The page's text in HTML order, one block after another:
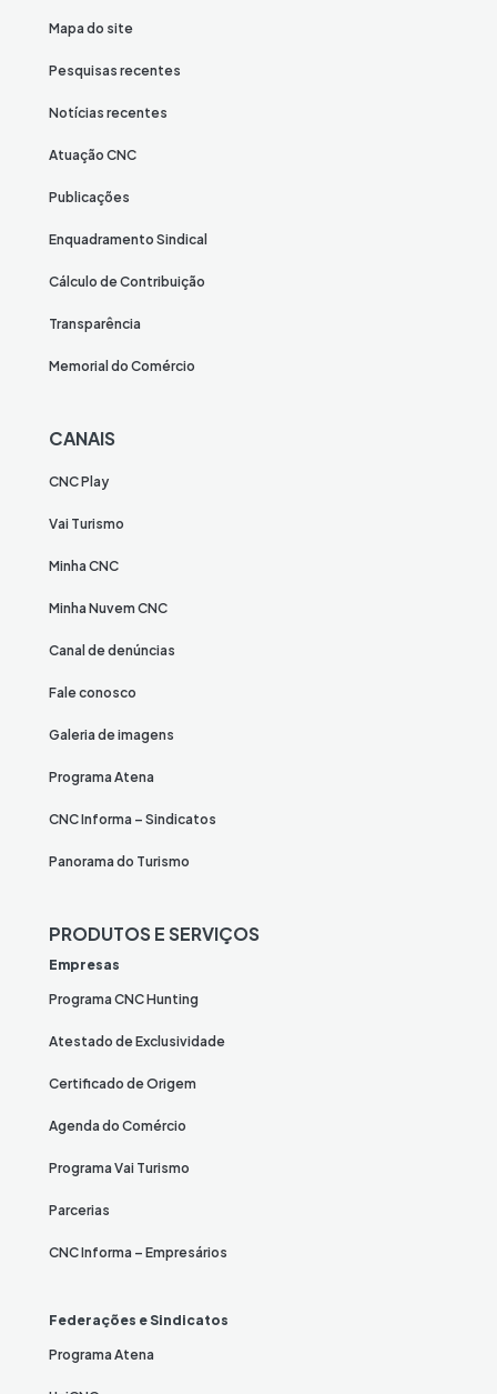
Mapa do site
Pesquisas recentes
Notícias recentes
Atuação CNC
Publicações
Enquadramento Sindical
Cálculo de Contribuição
Transparência
Memorial do Comércio
CANAIS
CNC Play
Vai Turismo
Minha CNC
Minha Nuvem CNC
Canal de denúncias
Fale conosco
Galeria de imagens
Programa Atena
CNC Informa – Sindicatos
Panorama do Turismo
PRODUTOS E SERVIÇOS
Empresas
Programa CNC Hunting
Atestado de Exclusividade
Certificado de Origem
Agenda do Comércio
Programa Vai Turismo
Parcerias
CNC Informa – Empresários
Federações e Sindicatos
Programa Atena